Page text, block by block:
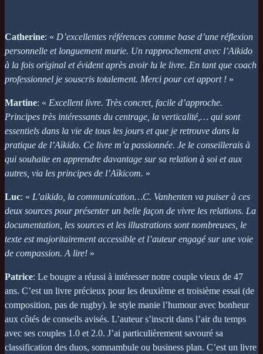
Catherine: « D’excellentes références comme base d’une réflexion
personnelle et longuement murie. Un rapprochement avec l’Aikido
à la fois original et évident après avoir lu le livre. En tant que coach
professionnel je souscris totalement. Merci pour cet apport ! »
Martine: « Excellent livre. Très concret, facile d’approche.
Principes très intéressants du centrage, la verticalité,… qui sont
essentiels dans la vie de tous les jours et que je retrouve dans la
pratique de l’Aïkido. Ce livre m’a passionnée. Je le conseillerais à
qui souhaite en apprendre davantage sur sa relation à soi et aux
autres, via les principes de l’Aïkicom. »
Luc: « L’aikido, la communication…C. Vanhenten va puiser à ces
deux sources pour présenter un belle façon de vivre les relations. La
documentation, les sources et les illustrations sont nombreuses, le
texte est majoritairement accessible et l’auteur engagé sur une voie
de compassion. A lire! »
Patrice: Le bougre a réussi à intéresser notre couple vieux de 47
ans. C’est un livre précieux pour les deuxième et troisième essai (de
composition, pas de rugby). le style manie l’humour avec bonheur
aux côtés de conseils avisés. L’auteur s’inscrit dans l’air du temps
avec ses couples 1.0 et 2.0. J’ai particulièrement savouré sa
classification des duos, somnambule ou business plan. C’est un livre